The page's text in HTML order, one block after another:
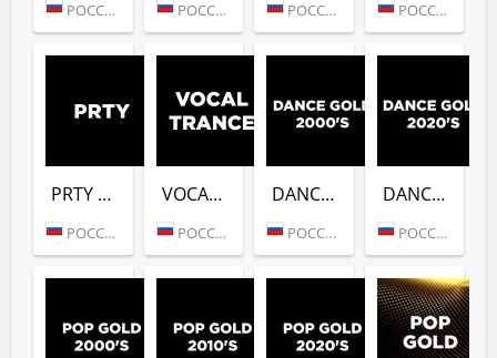
РОССИЯ (МОСКВА) РОССИЯ (МОСКВА) РОССИЯ (МОСКВА) РОССИЯ (МОСКВА)
PRTY (DFM)
РОССИЯ (МОСКВА)
VOCAL TRANCE (DFM)
РОССИЯ (МОСКВА)
DANCE GOLD 2000S (DFM)
РОССИЯ (МОСКВА)
DANCE GOLD 2020S (DFM)
РОССИЯ (МОСКВА)